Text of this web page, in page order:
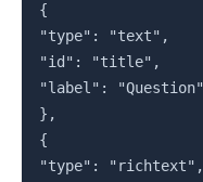
{
"type": "text",
"id": "title",
"label": "Question"
},
{
"type": "richtext",